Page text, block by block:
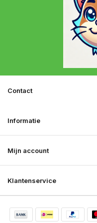
Klantenservice
Mijn account
Informatie
Contact